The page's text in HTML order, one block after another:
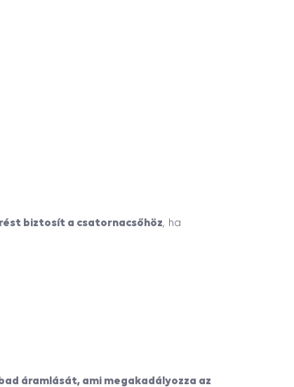
biztosít a csatornacsőhöz, ha
áramlását, ami megakadályozza az